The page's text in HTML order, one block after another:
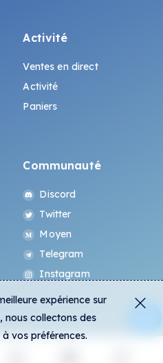
Activité
Ventes en direct
Activité
Paniers
Communauté
Discord
Twitter
Moyen
Telegram
Instagram
expérience sur
nous collectons des
vos préférences.